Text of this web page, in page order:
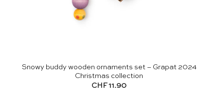
Snowy buddy wooden ornaments set – Grapat 2024
Christmas collection
CHF11.90